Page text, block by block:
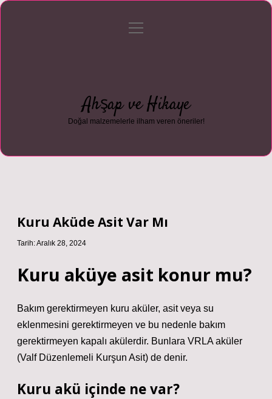
Gizlilik Politikası
menüyü
Ahşap ve Hikaye
Doğal malzemelerle ilham veren öneriler!
Kuru Aküde Asit Var Mı
Tarih: Aralık 28, 2024
Kuru aküye asit konur mu?
Bakım gerektirmeyen kuru aküler, asit veya su
eklenmesini gerektirmeyen ve bu nedenle bakım
gerektirmeyen kapalı akülerdir. Bunlara VRLA aküler
(Valf Düzenlemeli Kurşun Asit) de denir.
Kuru akü içinde ne var?